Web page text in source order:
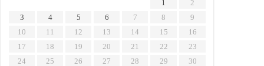
1
2
3
4 5 6 7 8
9
10
11 12 13 14 15
16
17
18 19 20 21 22
23
24
25 26 27 28 29
30